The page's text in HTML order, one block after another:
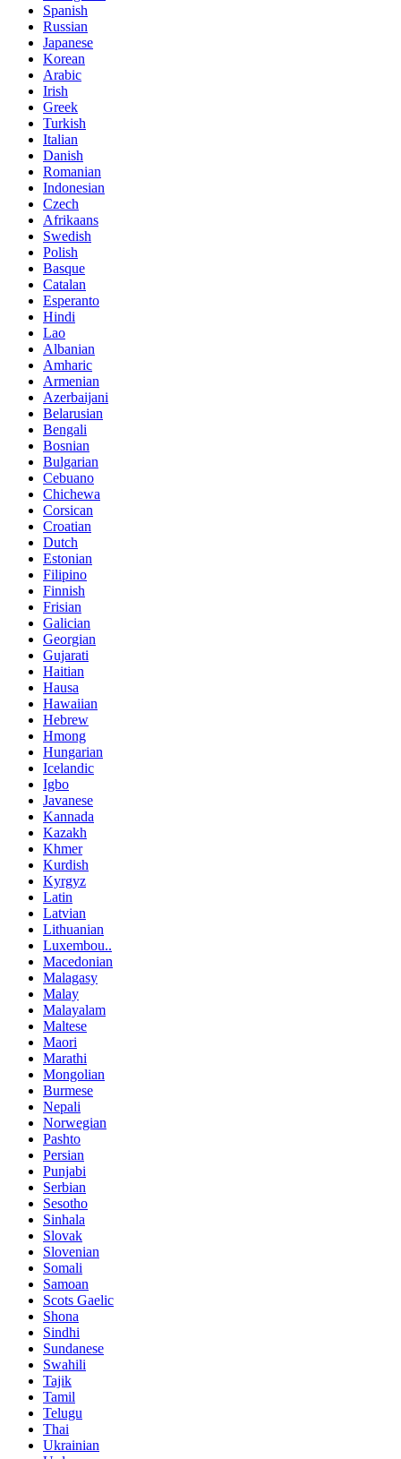
Spanish
Russian
Japanese
Korean
Arabic
Irish
Greek
Turkish
Italian
Danish
Romanian
Indonesian
Czech
Afrikaans
Swedish
Polish
Basque
Catalan
Esperanto
Hindi
Lao
Albanian
Amharic
Armenian
Azerbaijani
Belarusian
Bengali
Bosnian
Bulgarian
Cebuano
Chichewa
Corsican
Croatian
Dutch
Estonian
Filipino
Finnish
Frisian
Galician
Georgian
Gujarati
Haitian
Hausa
Hawaiian
Hebrew
Hmong
Hungarian
Icelandic
Igbo
Javanese
Kannada
Kazakh
Khmer
Kurdish
Kyrgyz
Latin
Latvian
Lithuanian
Luxembou..
Macedonian
Malagasy
Malay
Malayalam
Maltese
Maori
Marathi
Mongolian
Burmese
Nepali
Norwegian
Pashto
Persian
Punjabi
Serbian
Sesotho
Sinhala
Slovak
Slovenian
Somali
Samoan
Scots Gaelic
Shona
Sindhi
Sundanese
Swahili
Tajik
Tamil
Telugu
Thai
Ukrainian